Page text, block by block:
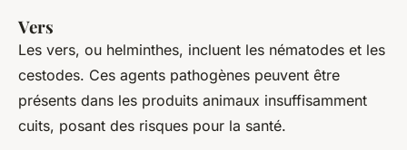
Vers
Les vers, ou helminthes, incluent les nématodes et les
cestodes. Ces agents pathogènes peuvent être
présents dans les produits animaux insuffisamment
cuits, posant des risques pour la santé.